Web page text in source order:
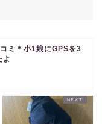
ミ＊小1娘にGPSを3
よ